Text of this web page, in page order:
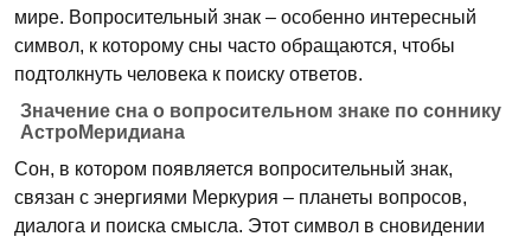
мире. Вопросительный знак – особенно интересный
символ, к которому сны часто обращаются, чтобы
подтолкнуть человека к поиску ответов.
Значение сна о вопросительном знаке по соннику
АстроМеридиана
Сон, в котором появляется вопросительный знак,
связан с энергиями Меркурия – планеты вопросов,
диалога и поиска смысла. Этот символ в сновидении